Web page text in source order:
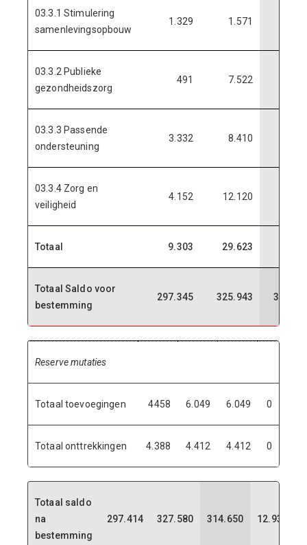
03.3.1 Stimulering
samenlevingsopbouw
1.329 1.571
03.3.2 Publieke
gezondheidszorg
491 7.522
03.3.3 Passende
ondersteuning
3.332 8.410
03.3.4 Zorg en
veiligheid
4.152 12.120
Totaal 9.303 29.623
Totaal Saldo voor
bestemming
297.345 325.943
Reserve mutaties
Totaal toevoegingen 4458 6.049 6.049 0
Totaal onttrekkingen 4.388 4.412 4.412 0
Totaal saldo
na
bestemming
297.414 327.580 314.650 12.930